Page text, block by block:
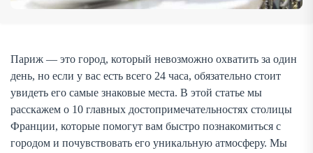
Париж — это город, который невозможно охватить за один
день, но если у вас есть всего 24 часа, обязательно стоит
увидеть его самые знаковые места. В этой статье мы
расскажем о 10 главных достопримечательностях столицы
Франции, которые помогут вам быстро познакомиться с
городом и почувствовать его уникальную атмосферу. Мы